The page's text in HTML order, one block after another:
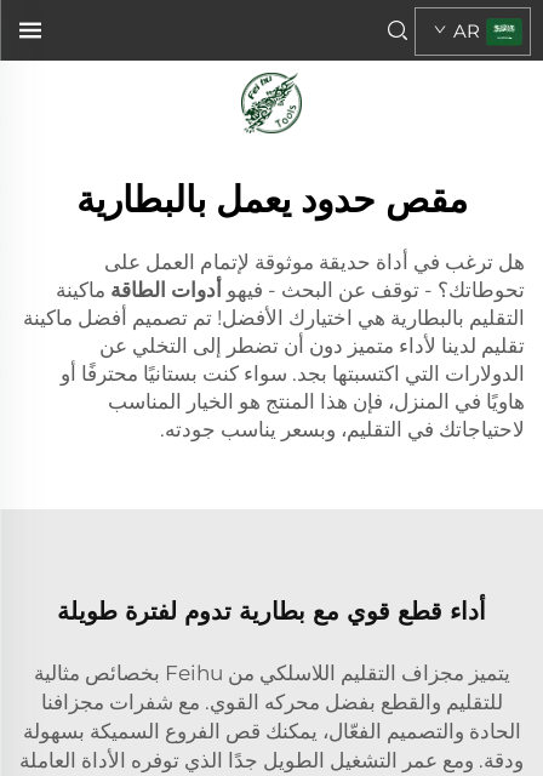
AR
مقص حدود يعمل بالبطارية
هل ترغب في أداة حديقة موثوقة لإتمام العمل على
تحوطاتك؟ - توقف عن البحث - فيهو أدوات الطاقة ماكينة
التقليم بالبطارية هي اختيارك الأفضل! تم تصميم أفضل ماكينة
تقليم لدينا لأداء متميز دون أن تضطر إلى التخلي عن
الدولارات التي اكتسبتها بجد. سواء كنت بستانيًا محترفًا أو
هاويًا في المنزل، فإن هذا المنتج هو الخيار المناسب
لاحتياجاتك في التقليم، وبسعر يناسب جودته.
أداء قطع قوي مع بطارية تدوم لفترة طويلة
يتميز مجزاف التقليم اللاسلكي من Feihu بخصائص مثالية
للتقليم والقطع بفضل محركه القوي. مع شفرات مجزافنا
الحادة والتصميم الفعّال، يمكنك قص الفروع السميكة بسهولة
ودقة. ومع عمر التشغيل الطويل جدًا الذي توفره الأداة العاملة